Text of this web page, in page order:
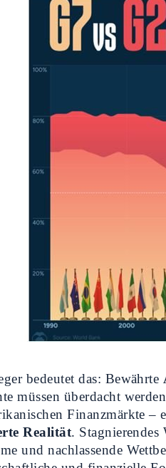
bedeutet das: Bewährte
müssen überdacht
Finanzmärkte –
Realität. Stagnierendes
und nachlassende